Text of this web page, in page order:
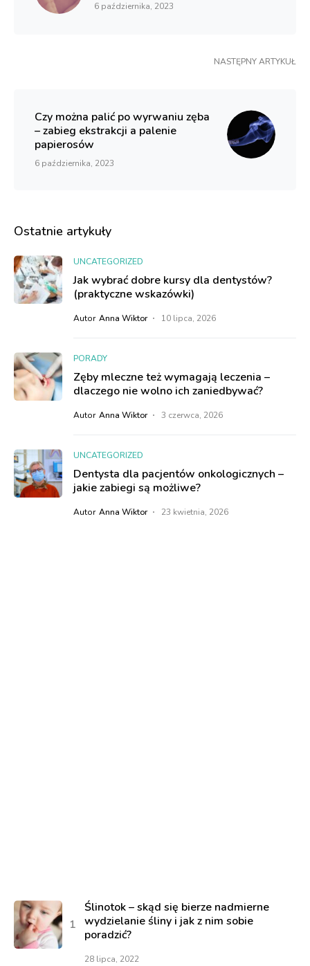
6 października, 2023
NASTĘPNY ARTYKUŁ
Czy można palić po wyrwaniu zęba
– zabieg ekstrakcji a palenie
papierosów
6 października, 2023
Ostatnie artykuły
UNCATEGORIZED
Jak wybrać dobre kursy dla dentystów?
(praktyczne wskazówki)
Autor Anna Wiktor 10 lipca, 2026
PORADY
Zęby mleczne też wymagają leczenia –
dlaczego nie wolno ich zaniedbywać?
Autor Anna Wiktor 3 czerwca, 2026
UNCATEGORIZED
Dentysta dla pacjentów onkologicznych –
jakie zabiegi są możliwe?
Autor Anna Wiktor 23 kwietnia, 2026
Ślinotok – skąd się bierze nadmierne
wydzielanie śliny i jak z nim sobie
poradzić?
28 lipca, 2022